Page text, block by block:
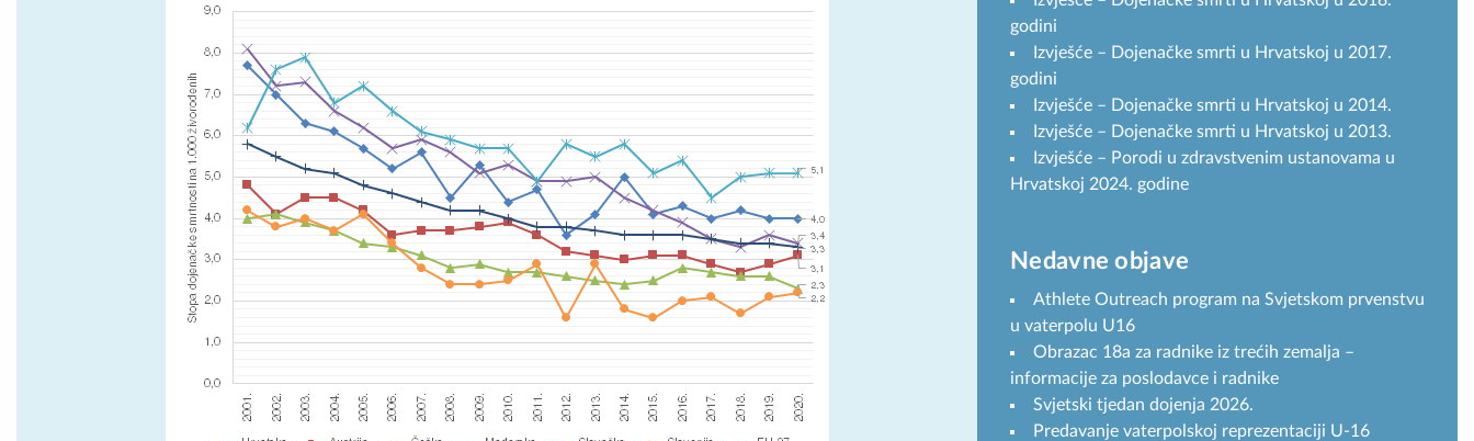
godini
Izvješće – Dojenačke smrti u Hrvatskoj u 2017.
godini
Izvješće – Dojenačke smrti u Hrvatskoj u 2014.
Izvješće – Dojenačke smrti u Hrvatskoj u 2013.
Izvješće – Porodi u zdravstvenim ustanovama u
Hrvatskoj 2024. godine
Nedavne objave
Athlete Outreach program na Svjetskom prvenstvu
u vaterpolu U16
Obrazac 18a za radnike iz trećih zemalja –
informacije za poslodavce i radnike
Svjetski tjedan dojenja 2026.
Predavanje vaterpolskoj reprezentaciji U-16